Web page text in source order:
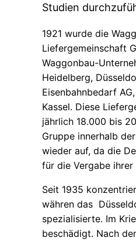
Studien
1921 wurde die
Liefergemeinschaft
Waggonbau-
Heidelberg,
Eisenbahnbedarf
Kassel. Diese
jährlich 18.000 bis
Gruppe innerhalb
wieder auf, da die
für die Vergabe
Seit 1935
währen das
spezialisierte. Im
beschädigt. Nach